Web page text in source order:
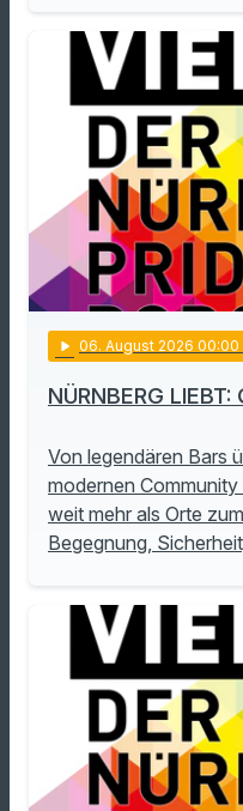
play_arrow 06. August 2026 00:00
NÜRNBERG
Von legendären Bars
modernen
weit mehr als Orte
Begegnung,